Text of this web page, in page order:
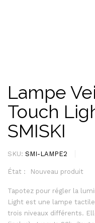
Lampe
Touch
SMISKI
SKU: SMI-LAMPE2
État : Nouveau produit
Tapotez pour régler la
Light est une lampe
trois niveaux différents.